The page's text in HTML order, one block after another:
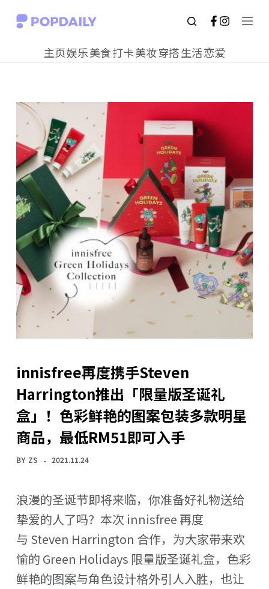
S
c
o
n
t
e
n
t
主页娱乐美食打卡美妆穿搭生活恋爱
innisfree再度携手Steven
Harrington推出「限量版圣诞礼
盒」！色彩鲜艳的图案包装多款明星
商品，最低RM51即可入手
BY ZS 2021.11.24
浪漫的圣诞节即将来临，你准备好礼物送给
挚爱的人了吗？本次 innisfree 再度
与 Steven Harrington 合作，为大家带来欢
愉的 Green Holidays 限量版圣诞礼盒，色彩
鲜艳的图案与角色设计格外引人入胜，也让